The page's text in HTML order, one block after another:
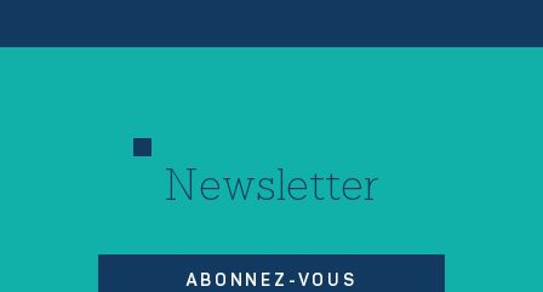
Newsletter
ABONNEZ-VOUS